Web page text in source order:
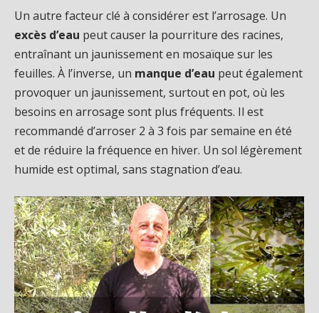
Un autre facteur clé à considérer est l’arrosage. Un
excès d’eau peut causer la pourriture des racines,
entraînant un jaunissement en mosaïque sur les
feuilles. À l’inverse, un manque d’eau peut également
provoquer un jaunissement, surtout en pot, où les
besoins en arrosage sont plus fréquents. Il est
recommandé d’arroser 2 à 3 fois par semaine en été
et de réduire la fréquence en hiver. Un sol légèrement
humide est optimal, sans stagnation d’eau.